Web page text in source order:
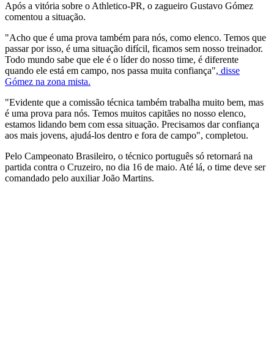
Após a vitória sobre o Athletico-PR, o zagueiro Gustavo Gómez
comentou a situação.
"Acho que é uma prova também para nós, como elenco. Temos que
passar por isso, é uma situação difícil, ficamos sem nosso treinador.
Todo mundo sabe que ele é o líder do nosso time, é diferente
quando ele está em campo, nos passa muita confiança", disse
Gómez na zona mista.
"Evidente que a comissão técnica também trabalha muito bem, mas
é uma prova para nós. Temos muitos capitães no nosso elenco,
estamos lidando bem com essa situação. Precisamos dar confiança
aos mais jovens, ajudá-los dentro e fora de campo", completou.
Pelo Campeonato Brasileiro, o técnico português só retornará na
partida contra o Cruzeiro, no dia 16 de maio. Até lá, o time deve ser
comandado pelo auxiliar João Martins.